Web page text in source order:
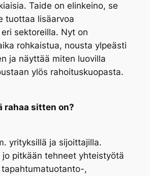
Taide on elinkeino, se
tuottaa lisäarvoa
sektoreilla. Nyt on
rohkaistua, nousta ylpeästi
ja näyttää miten luovilla
ylös rahoituskuopasta.
rahaa sitten on?
yrityksillä ja sijoittajilla.
jo pitkään tehneet yhteistyötä
,